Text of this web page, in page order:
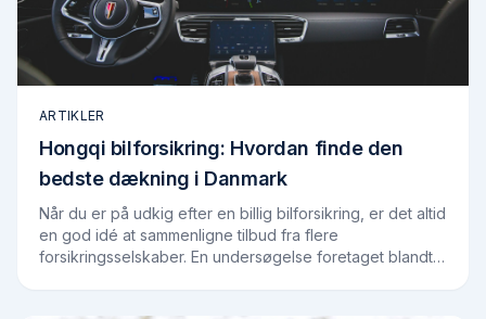
ARTIKLER
Hongqi bilforsikring: Hvordan finde den
bedste dækning i Danmark
Når du er på udkig efter en billig bilforsikring, er det altid
en god idé at sammenligne tilbud fra flere
forsikringsselskaber. En undersøgelse foretaget blandt